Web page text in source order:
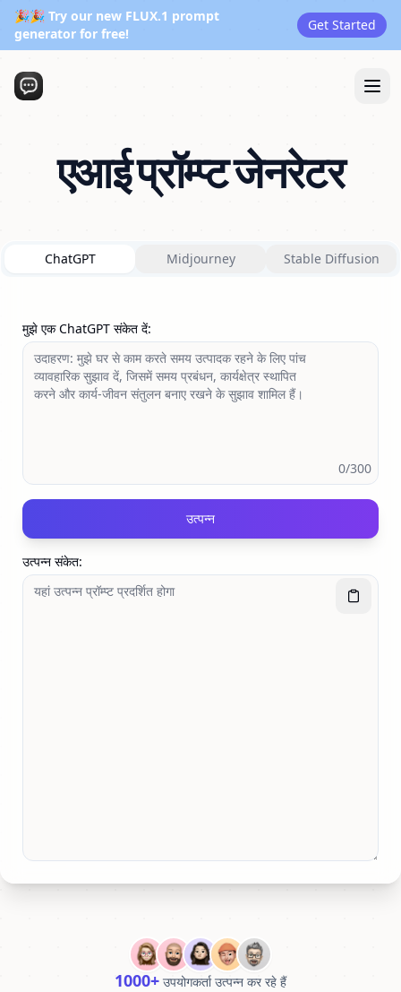
🎉🎉 Try our new FLUX.1 prompt
generator for free!
Get Started
एआई प्रॉम्प्ट जेनरेटर
ChatGPT Midjourney Stable Diffusion
मुझे एक ChatGPT संकेत दें:
0/300
उत्पन्न
उत्पन्न संकेत:
1000+ उपयोगकर्ता उत्पन्न कर रहे हैं